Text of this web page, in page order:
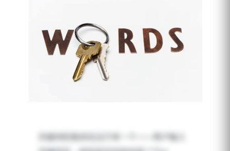
微信关键词， 比你想象的
更强大！
关键词回复的玩法只有一个——用户输入